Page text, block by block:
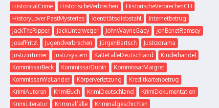
HistoricalCrime
HistorischeVerbrechen
HistorischeVerbrechenCH
HistoryLover PastMysteries
Identitätsdiebstahl
Internetbetrug
JackTheRipper
JackUnterweger JohnWayneGacy
JonBenetRamsey
JosefFritzl
Jugendverbrechen JürgenBartsch
Justizdrama
Justizirrtümer
Justizsystem KalteFälleDeutschland
Kinderhandel
KommissarBeck
KommissarDupin
KommissarMaigret
KommissarWallander
Körperverletzung
Kreditkartenbetrug
KrimiAutoren
KrimiBuch KrimiDeutschland
KrimiDokumentation
KrimiLiteratur
Kriminalfälle
Kriminalgeschichten